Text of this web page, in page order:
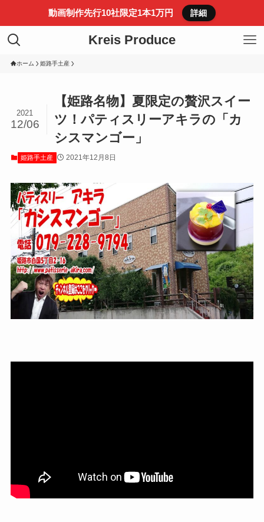
動画制作先行10社限定1本1万円 詳細
Kreis Produce
ホーム 姫路手土産
【姫路名物】夏限定の贅沢スイー
ツ！パティスリーアキラの「カ
シスマンゴー」
2021
12/06
姫路手土産 2021年12月8日